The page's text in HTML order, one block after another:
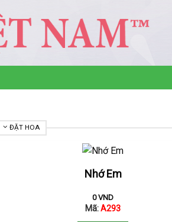
ĐẶT HOA
Nhớ Em
0VND
Mã:A293